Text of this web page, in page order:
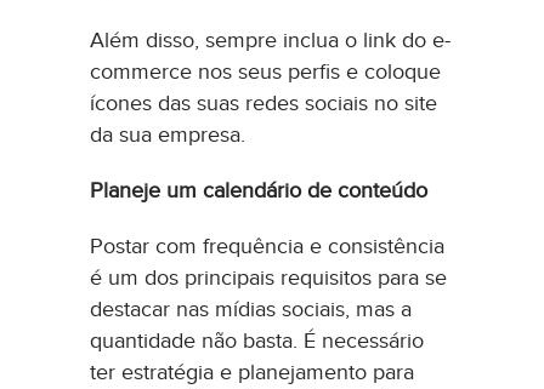
Além disso, sempre inclua o link do e-
commerce nos seus perfis e coloque
ícones das suas redes sociais no site
da sua empresa.
Planeje um calendário de conteúdo
Postar com frequência e consistência
é um dos principais requisitos para se
destacar nas mídias sociais, mas a
quantidade não basta. É necessário
ter estratégia e planejamento para